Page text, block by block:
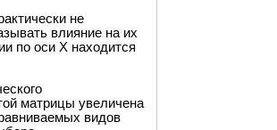
не
влияние на их
по оси Х находится
матрицы увеличена
видов